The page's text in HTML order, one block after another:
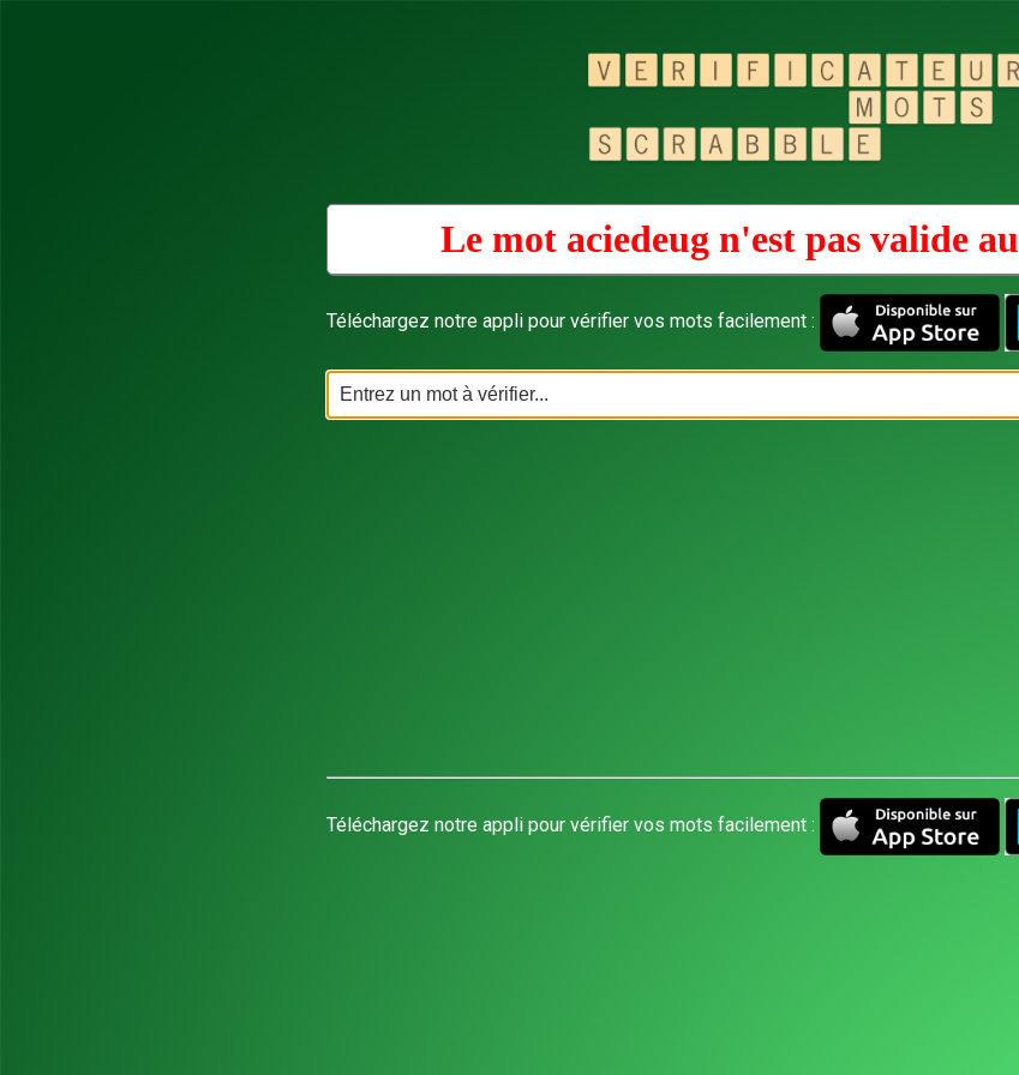
Le mot aciedeug n'est pas valide au
Téléchargez notre appli pour vérifier vos mots facilement :
Téléchargez notre appli pour vérifier vos mots facilement :